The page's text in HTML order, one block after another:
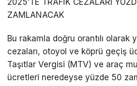
2025’TE TRAFİK CEZALARI
ZAMLANACAK
Bu rakamla doğru orantılı olarak
cezaları, otoyol ve köprü geçiş
Taşıtlar Vergisi (MTV) ve araç
ücretleri neredeyse yüzde 50